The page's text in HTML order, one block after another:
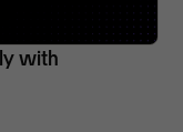
with